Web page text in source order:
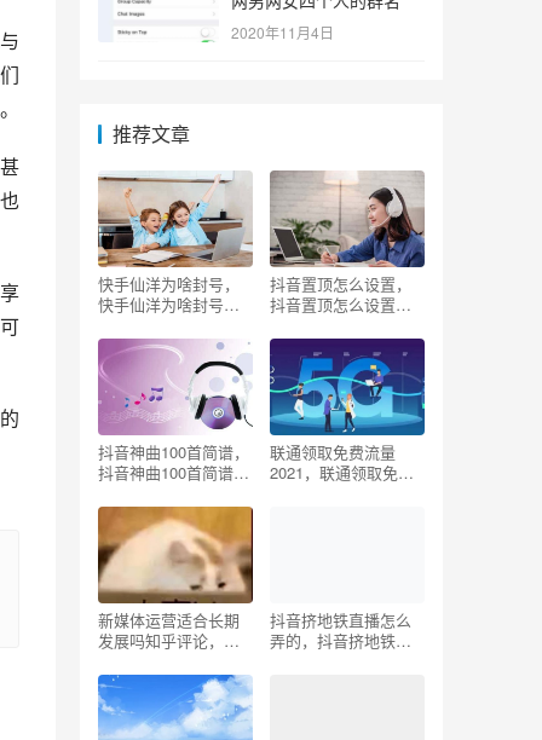
2020年11月4日
推荐文章
快手仙洋为啥封号，
快手仙洋为啥封号
抖音置顶怎么设置，
抖音置顶怎么设置视
抖音神曲100首简谱，
抖音神曲100首简谱
联通领取免费流量
2021，联通领取免费
新媒体运营适合长期
发展吗知乎评论，新
抖音挤地铁直播怎么
弄的，抖音挤地铁直